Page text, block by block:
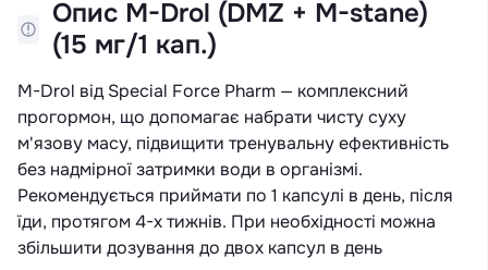
Опис M-Drol (DMZ + M-stane)
(15 мг/1 кап.)
M-Drol від Special Force Pharm — комплексний
прогормон, що допомагає набрати чисту суху
м'язову масу, підвищити тренувальну ефективність
без надмірної затримки води в організмі.
Рекомендується приймати по 1 капсулі в день, після
їди, протягом 4-х тижнів. При необхідності можна
збільшити дозування до двох капсул в день